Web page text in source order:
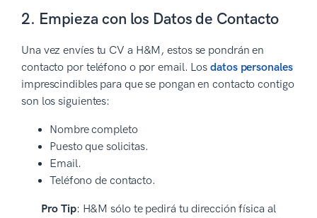
2. Empieza con los Datos de Contacto
Una vez envíes tu CV a H&M, estos se pondrán en
contacto por teléfono o por email. Los datos personales
imprescindibles para que se pongan en contacto contigo
son los siguientes:
Nombre completo
Puesto que solicitas.
Email.
Teléfono de contacto.
Pro Tip: H&M sólo te pedirá tu dirección física al